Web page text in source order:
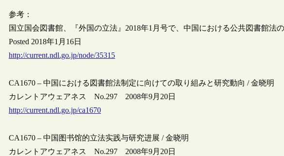
参考：
国立国会図書館、『外国の立法』2018年1月号で、中国における公共図書館法
Posted 2018年1月16日
http://current.ndl.go.jp/node/35315
CA1670 – 中国における図書館法制定に向けての取り組みと研究動向 / 金晓明
カレントアウェアネス No.297 2008年9月20日
http://current.ndl.go.jp/ca1670
CA1670 – 中国图书馆的立法实践与研究进展 / 金晓明
カレントアウェアネス No.297 2008年9月20日